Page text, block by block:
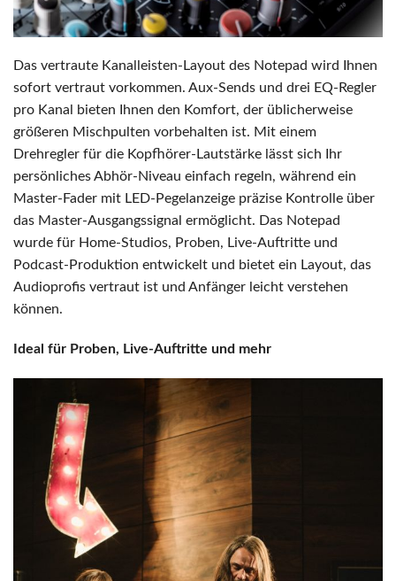
Das vertraute Kanalleisten-Layout des Notepad wird Ihnen
sofort vertraut vorkommen. Aux-Sends und drei EQ-Regler
pro Kanal bieten Ihnen den Komfort, der üblicherweise
größeren Mischpulten vorbehalten ist. Mit einem
Drehregler für die Kopfhörer-Lautstärke lässt sich Ihr
persönliches Abhör-Niveau einfach regeln, während ein
Master-Fader mit LED-Pegelanzeige präzise Kontrolle über
das Master-Ausgangssignal ermöglicht. Das Notepad
wurde für Home-Studios, Proben, Live-Auftritte und
Podcast-Produktion entwickelt und bietet ein Layout, das
Audioprofis vertraut ist und Anfänger leicht verstehen
können.
Ideal für Proben, Live-Auftritte und mehr